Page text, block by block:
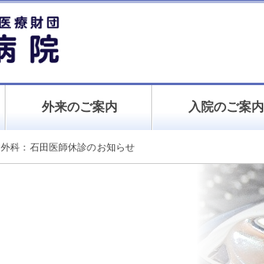
外来のご案内 入院のご案内
外科：石田医師休診のお知らせ